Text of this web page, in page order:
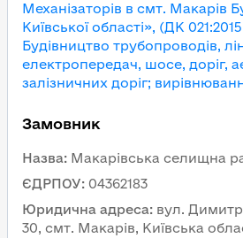
Механізаторів в смт. Макарів
Київської області», (ДК
Будівництво трубопроводів,
електропередач, шосе, доріг,
залізничних доріг;
Замовник
Назва: Макарівська селищна
ЄДРПОУ: 04362183
Юридична адреса: вул.
30, смт. Макарів, Київська